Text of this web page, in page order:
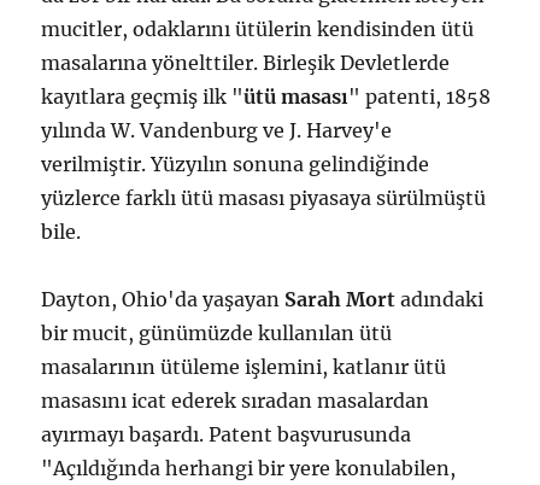
mucitler, odaklarını ütülerin kendisinden ütü
masalarına yönelttiler. Birleşik Devletlerde
kayıtlara geçmiş ilk "ütü masası" patenti, 1858
yılında W. Vandenburg ve J. Harvey'e
verilmiştir. Yüzyılın sonuna gelindiğinde
yüzlerce farklı ütü masası piyasaya sürülmüştü
bile.
Dayton, Ohio'da yaşayan Sarah Mort adındaki
bir mucit, günümüzde kullanılan ütü
masalarının ütüleme işlemini, katlanır ütü
masasını icat ederek sıradan masalardan
ayırmayı başardı. Patent başvurusunda
"Açıldığında herhangi bir yere konulabilen,